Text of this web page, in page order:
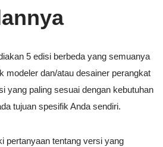
5 edisi berbeda yang semuanya
modeler dan/atau desainer perangkat
yang paling sesuai dengan kebutuhan
tujuan spesifik Anda sendiri.
pertanyaan tentang versi yang